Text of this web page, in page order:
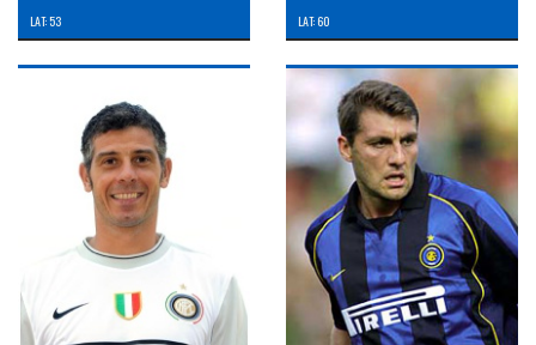
LAT: 53 LAT: 60